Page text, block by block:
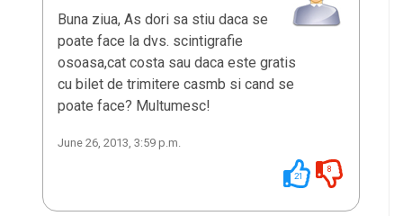
Buna ziua, As dori sa stiu daca se
poate face la dvs. scintigrafie
osoasa,cat costa sau daca este gratis
cu bilet de trimitere casmb si cand se
poate face? Multumesc!
June 26, 2013, 3:59 p.m.
21
8